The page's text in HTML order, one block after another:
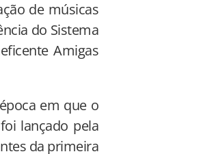
de músicas
do Sistema
Amigas
em que o
lançado pela
da primeira